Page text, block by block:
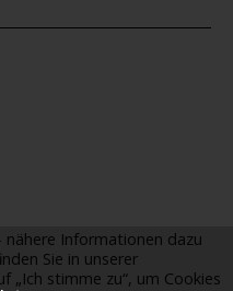
nähere Informationen dazu
Sie in unserer
„Ich stimme zu“, um Cookies